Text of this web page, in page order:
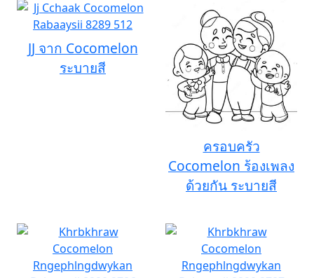
JJ จาก Cocomelon
ระบายสี
ครอบครัว
Cocomelon ร้องเพลง
ด้วยกัน ระบายสี